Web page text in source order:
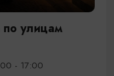
по улицам
- 17:00